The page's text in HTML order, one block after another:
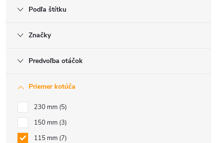
Podľa štítku
Značky
Predvoľba otáčok
Priemer kotúča
230 mm 5
150 mm 3
115 mm 7